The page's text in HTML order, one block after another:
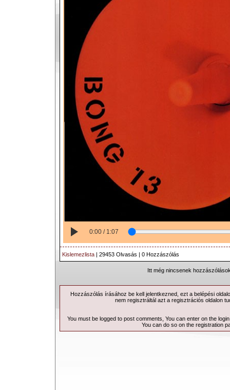
0:00 / 1:07
Kislemezlista | 29453 Olvasás | 0 Hozzászólás
Itt még nincsenek
Hozzászólás írásához be kell jelentkezned, ezt a belépési
nem regisztráltál azt a regisztrációs oldalon
You must be logged to post comments, You can enter on the
You can do so on the registration